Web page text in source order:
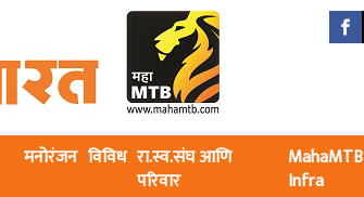
मनोरंजन विविध रा.स्व.संघ आणि
परिवार
MahaMTB
Infra